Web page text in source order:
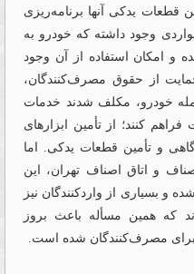
قطعات یدکی آنها برنامه‌ریزی
وجود داشته که خودرو به
و امکان استفاده از آن وجود
ماده ۴ قانون حمایت از حقوق مصرف‌کنندگان،
جمله خودرو، مکلف‌ شدند خدمات
کنند؛ از تأمین ابزارهای
و تأمین قطعات یدکی. اما
و اتاق اصناف تهران، این
و بسیاری از واردکنندگان نیز
که همین مسأله باعث بروز
برای مصرف‌کنندگان شده است.